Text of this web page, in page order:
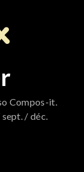
Compos-it.
/ déc.